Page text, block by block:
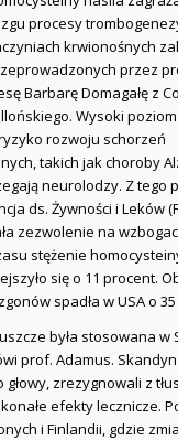
procesy
krwionośnych
przez
Barbarę Domagałę z
Wysoki
rozwoju schorzeń
takich jak choroby
neurolodzy. Z tego
ds. Żywności i Leków
zezwolenie na
stężenie
się o 11 procent.
spadła w USA o
była stosowana w
prof. Adamus.
zrezygnowali z
efekty lecznicze.
i Finlandii, gdzie